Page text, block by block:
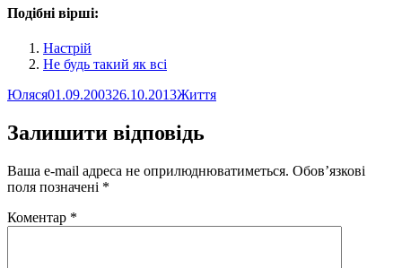
Подібні вірші:
Настрій
Не будь такий як всі
Автор
ЮлясяОприлюднено
01.09.200326.10.2013Категорії
Життя
Залишити відповідь
Ваша e-mail адреса не оприлюднюватиметься. Обов’язкові
поля позначені *
Коментар *